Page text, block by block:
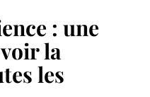
: une
la
les